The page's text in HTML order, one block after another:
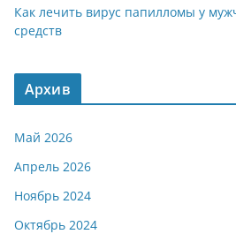
Как лечить вирус папилломы у
средств
Архив
Май 2026
Апрель 2026
Ноябрь 2024
Октябрь 2024